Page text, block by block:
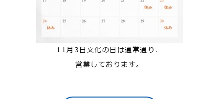
11月3日文化の日は通常通り、
営業しております。